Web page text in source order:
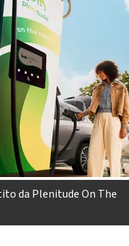
da Plenitude On The